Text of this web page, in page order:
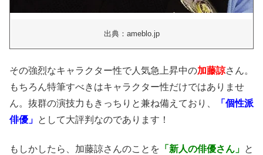
出典：ameblo.jp
その強烈なキャラクター性で人気急上昇中の加藤諒さん。
もちろん特筆すべきはキャラクター性だけではありませ
ん。 抜群の演技力もきっちりと兼ね備えており、
「個性派
俳優」 として大評判なのであります！
もしかしたら、加藤諒さんのことを 「新人の俳優さん」 と